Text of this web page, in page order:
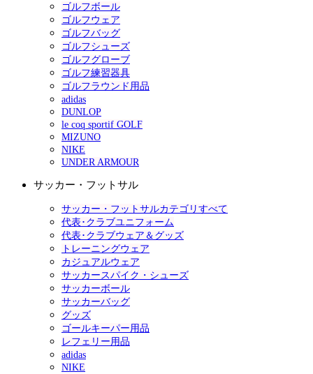
ゴルフボール
ゴルフウェア
ゴルフバッグ
ゴルフシューズ
ゴルフグローブ
ゴルフ練習器具
ゴルフラウンド用品
adidas
DUNLOP
le coq sportif GOLF
MIZUNO
NIKE
UNDER ARMOUR
サッカー・フットサル
サッカー・フットサルカテゴリすべて
代表･クラブユニフォーム
代表･クラブウェア＆グッズ
トレーニングウェア
カジュアルウェア
サッカースパイク・シューズ
サッカーボール
サッカーバッグ
グッズ
ゴールキーパー用品
レフェリー用品
adidas
NIKE